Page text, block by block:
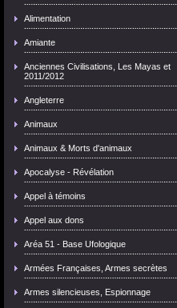
Alimentation
Amiante
Anciennes Civilisations, Les Mayas et
2011/2012
Angleterre
Animaux
Animaux & Morts d'animaux
Apocalyse - Révélation
Appel à témoins
Appel aux dons
Aréa 51 - Base Ufologique
Armées Françaises, Armes secrètes
Armes silencieuses, Espionnage